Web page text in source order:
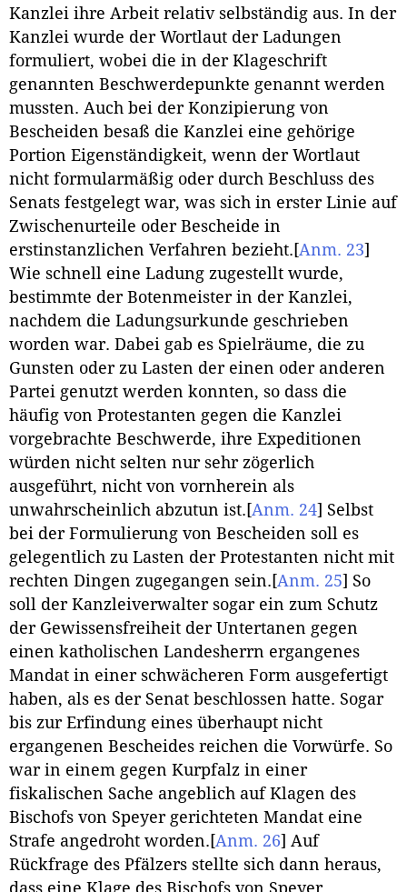
Kanzlei ihre Arbeit relativ selbständig aus. In der
Kanzlei wurde der Wortlaut der Ladungen
formuliert, wobei die in der Klageschrift
genannten Beschwerdepunkte genannt werden
mussten. Auch bei der Konzipierung von
Bescheiden besaß die Kanzlei eine gehörige
Portion Eigenständigkeit, wenn der Wortlaut
nicht formularmäßig oder durch Beschluss des
Senats festgelegt war, was sich in erster Linie auf
Zwischenurteile oder Bescheide in
erstinstanzlichen Verfahren bezieht. [Anm. 23]
Wie schnell eine Ladung zugestellt wurde,
bestimmte der Botenmeister in der Kanzlei,
nachdem die Ladungsurkunde geschrieben
worden war. Dabei gab es Spielräume, die zu
Gunsten oder zu Lasten der einen oder anderen
Partei genutzt werden konnten, so dass die
häufig von Protestanten gegen die Kanzlei
vorgebrachte Beschwerde, ihre Expeditionen
würden nicht selten nur sehr zögerlich
ausgeführt, nicht von vornherein als
unwahrscheinlich abzutun ist. [Anm. 24] Selbst
bei der Formulierung von Bescheiden soll es
gelegentlich zu Lasten der Protestanten nicht mit
rechten Dingen zugegangen sein. [Anm. 25] So
soll der Kanzleiverwalter sogar ein zum Schutz
der Gewissensfreiheit der Untertanen gegen
einen katholischen Landesherrn ergangenes
Mandat in einer schwächeren Form ausgefertigt
haben, als es der Senat beschlossen hatte. Sogar
bis zur Erfindung eines überhaupt nicht
ergangenen Bescheides reichen die Vorwürfe. So
war in einem gegen Kurpfalz in einer
fiskalischen Sache angeblich auf Klagen des
Bischofs von Speyer gerichteten Mandat eine
Strafe angedroht worden. [Anm. 26] Auf
Rückfrage des Pfälzers stellte sich dann heraus,
dass eine Klage des Bischofs von Speyer